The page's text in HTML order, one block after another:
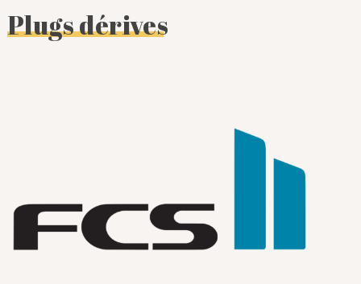
Plugs dérives